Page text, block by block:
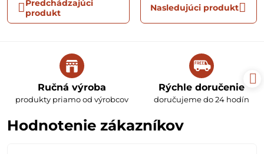
Predchádzajúci
produkt
Nasledujúci produkt
Ručná výroba
produkty priamo od výrobcov
Rýchle doručenie
doručujeme do 24 hodín
Hodnotenie zákazníkov